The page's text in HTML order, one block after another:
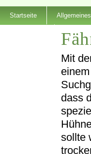
Startseite
Mit
dass
sollte